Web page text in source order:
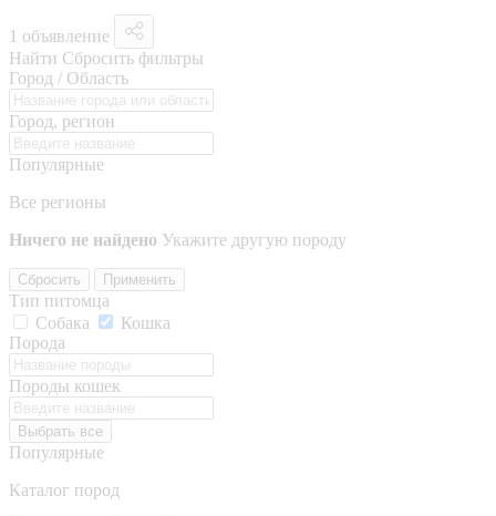
1 объявление
Найти Сбросить фильтры
Город / Область
Город, регион
Популярные
Все регионы
Ничего не найдено Укажите другую породу
Сбросить Применить
Тип питомца
Собака
Кошка
Порода
Породы кошек
Выбрать все
Популярные
Каталог пород